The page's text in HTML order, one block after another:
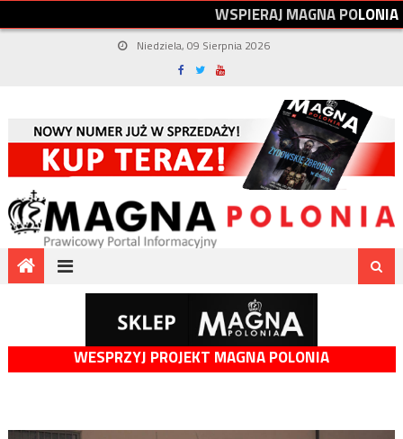
WSPIERAJMAGNAPOLONIA
Niedziela, 09 Sierpnia 2026
WESPRZYJ PROJEKT MAGNA POLONIA